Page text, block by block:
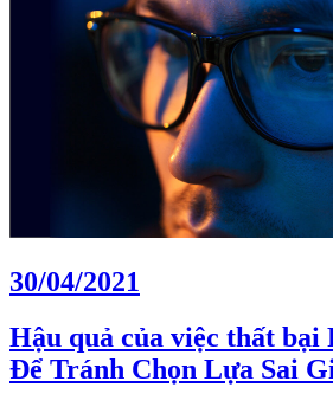
30/04/2021
Hậu quả của việc thất bại
Để Tránh Chọn Lựa Sai